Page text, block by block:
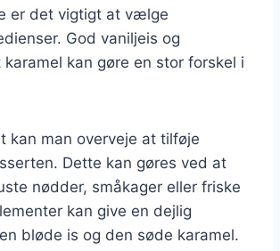
er det vigtigt at vælge
God vaniljeis og
karamel kan gøre en stor forskel i
kan man overveje at tilføje
Dette kan gøres ved at
nødder, småkager eller friske
kan give en dejlig
bløde is og den søde karamel.